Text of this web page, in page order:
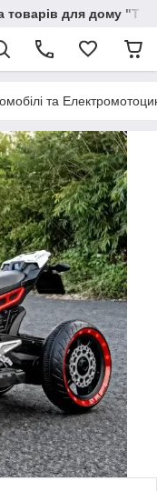
товарів для дому
та